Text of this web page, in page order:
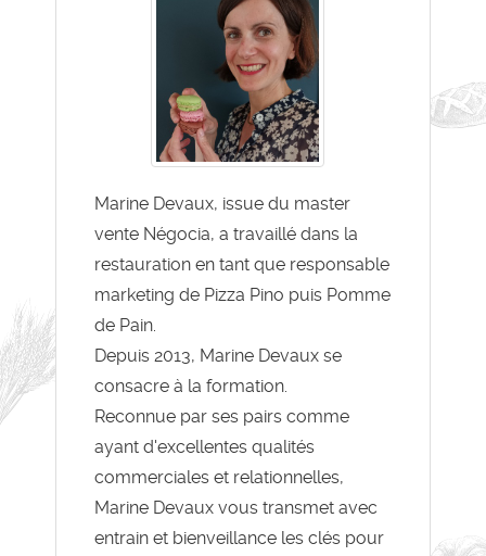
Marine Devaux, issue du master
vente Négocia, a travaillé dans la
restauration en tant que responsable
marketing de Pizza Pino puis Pomme
de Pain.
Depuis 2013, Marine Devaux se
consacre à la formation.
Reconnue par ses pairs comme
ayant d'excellentes qualités
commerciales et relationnelles,
Marine Devaux vous transmet avec
entrain et bienveillance les clés pour